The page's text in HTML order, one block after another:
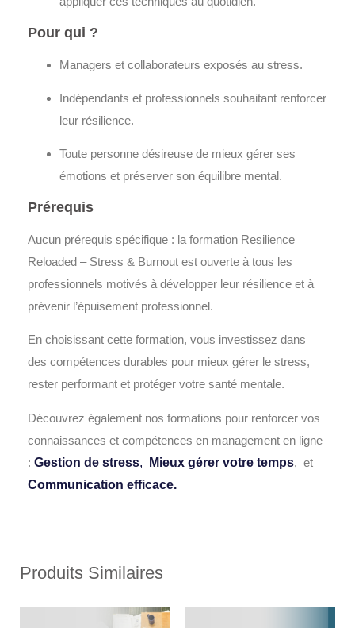
Pour qui ?
Managers et collaborateurs exposés au stress.
Indépendants et professionnels souhaitant renforcer
leur résilience.
Toute personne désireuse de mieux gérer ses
émotions et préserver son équilibre mental.
Prérequis
Aucun prérequis spécifique : la formation Resilience
Reloaded – Stress & Burnout est ouverte à tous les
professionnels motivés à développer leur résilience et à
prévenir l’épuisement professionnel.
En choisissant cette formation, vous investissez dans
des compétences durables pour mieux gérer le stress,
rester performant et protéger votre santé mentale.
Découvrez également nos formations pour renforcer vos
connaissances et compétences en management en ligne
: Gestion de stress, Mieux gérer votre temps, et
Communication efficace.
Produits Similaires